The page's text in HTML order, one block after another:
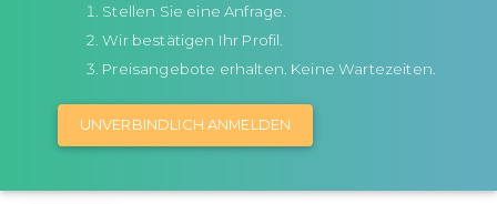
Stellen Sie eine Anfrage.
Wir bestätigen Ihr Profil.
Preisangebote erhalten. Keine Wartezeiten.
UNVERBINDLICH ANMELDEN